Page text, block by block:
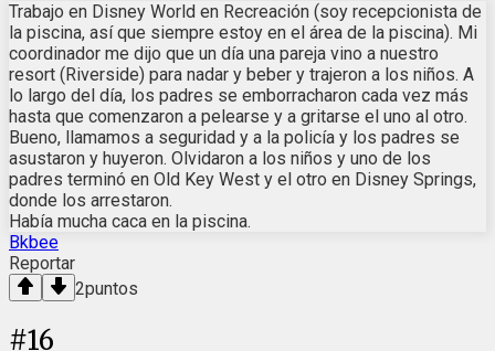
Trabajo en Disney World en Recreación (soy recepcionista de
la piscina, así que siempre estoy en el área de la piscina). Mi
coordinador me dijo que un día una pareja vino a nuestro
resort (Riverside) para nadar y beber y trajeron a los niños. A
lo largo del día, los padres se emborracharon cada vez más
hasta que comenzaron a pelearse y a gritarse el uno al otro.
Bueno, llamamos a seguridad y a la policía y los padres se
asustaron y huyeron. Olvidaron a los niños y uno de los
padres terminó en Old Key West y el otro en Disney Springs,
donde los arrestaron.
Había mucha caca en la piscina.
Bkbee
Reportar
2puntos
#16